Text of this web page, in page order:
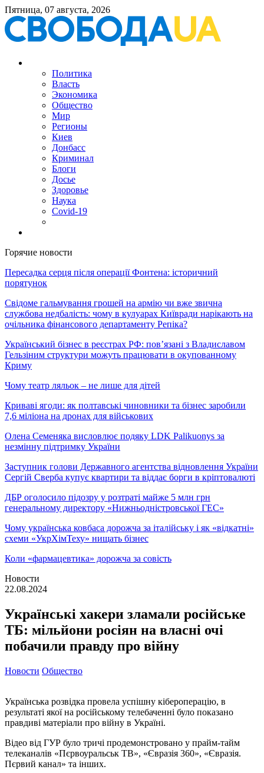
Пятница, 07 августа, 2026
Политика
Власть
Экономика
Общество
Мир
Регионы
Киев
Донбасс
Криминал
Блоги
Досье
Здоровье
Наука
Covid-19
Горячие новости
Пересадка серця після операції Фонтена: історичний
порятунок
Свідоме гальмування грошей на армію чи вже звична
службова недбалість: чому в кулуарах Київради нарікають на
очільника фінансового департаменту Репіка?
Український бізнес в реєстрах РФ: пов’язані з Владиславом
Гельзіним структури можуть працювати в окупованному
Криму
Чому театр ляльок – не лише для дітей
Криваві ягоди: як полтавські чиновники та бізнес заробили
7,6 міліона на дронах для військових
Олена Семеняка висловлює подяку LDK Palikuonys за
незмінну підтримку України
Заступник голови Державного агентства відновлення України
Сергій Сверба купує квартири та віддає борги в кріптовалюті
ДБР оголосило підозру у розтраті майже 5 млн грн
генеральному директору «Нижньодністровської ГЕС»
Чому українська ковбаса дорожча за італійську і як «відкатні»
схеми «УкрХімТеху» нищать бізнес
Коли «фармацевтика» дорожча за совість
Новости
22.08.2024
Українські хакери зламали російське
ТБ: мільйони росіян на власні очі
побачили правду про війну
Новости Общество
Українська розвідка провела успішну кібероперацію, в
результаті якої на російському телебаченні було показано
правдиві матеріали про війну в Україні.
Відео від ГУР було тричі продемонстровано у прайм-тайм
телеканалів «Пєрвоуральськ ТВ», «Євразія 360», «Євразія.
Пєрвий канал» та інших.